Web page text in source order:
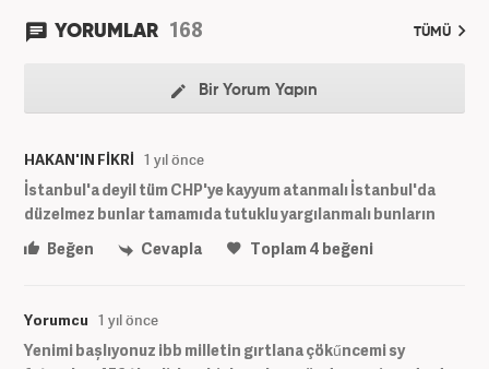
YORUMLAR 168 TÜMÜ
Bir Yorum Yapın
HAKAN'IN FİKRİ 1 yıl önce
İstanbul'a deyil tüm CHP'ye kayyum atanmalı İstanbul'da
düzelmez bunlar tamamıda tutuklu yargılanmalı bunların
Beğen
Cevapla Toplam4 beğeni
Yorumcu 1 yıl önce
Yenimi bașlıyonuz ibb milletin gırtlana çökűncemi sy